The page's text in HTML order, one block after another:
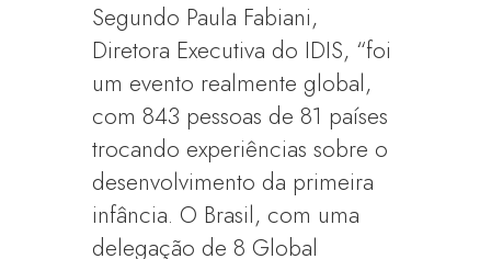
Segundo Paula Fabiani,
Diretora Executiva do IDIS, “foi
um evento realmente global,
com 843 pessoas de 81 países
trocando experiências sobre o
desenvolvimento da primeira
infância. O Brasil, com uma
delegação de 8 Global